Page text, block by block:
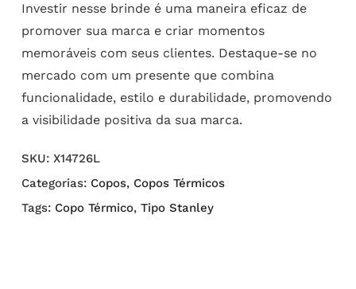
Investir nesse brinde é uma maneira eficaz de
promover sua marca e criar momentos
memoráveis com seus clientes. Destaque-se no
mercado com um presente que combina
funcionalidade, estilo e durabilidade, promovendo
a visibilidade positiva da sua marca.
SKU: X14726L
Categorias: Copos, Copos Térmicos
Tags: Copo Térmico, Tipo Stanley